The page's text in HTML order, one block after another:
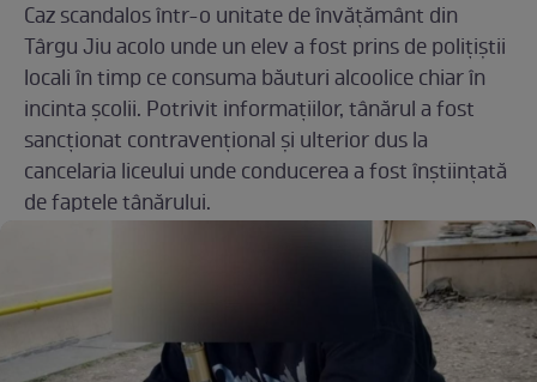
Caz scandalos într-o unitate de învățământ din
Târgu Jiu acolo unde un elev a fost prins de polițiștii
locali în timp ce consuma băuturi alcoolice chiar în
incinta școlii. Potrivit informațiilor, tânărul a fost
sancționat contravențional și ulterior dus la
cancelaria liceului unde conducerea a fost înștiințată
de faptele tânărului.